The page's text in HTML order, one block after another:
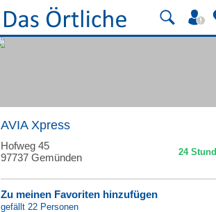
AVIA Xpress
Hofweg 45
97737 Gemünden
Zu meinen Favoriten hinzufügen
gefällt 22 Personen